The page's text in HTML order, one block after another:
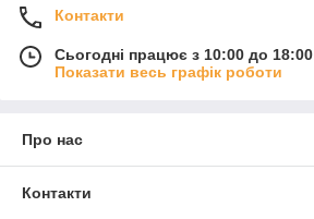
Контакти
Сьогодні працює з 10:00 до 18:00
Показати весь графік роботи
Про нас
Контакти